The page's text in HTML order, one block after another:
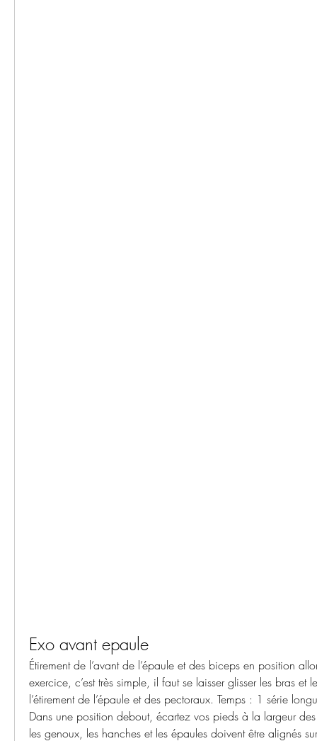
Exo avant epaule
Étirement de l’avant de l’épaule et des biceps en position
exercice, c’est très simple, il faut se laisser glisser les bras et
l’étirement de l’épaule et des pectoraux. Temps : 1 série
Dans une position debout, écartez vos pieds à la largeur
les genoux, les hanches et les épaules doivent être alignés